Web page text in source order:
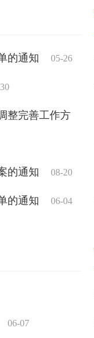
的通知 05-26
整完善工作方
的通知 08-20
的通知 06-04
案的通知
的通知
06-07